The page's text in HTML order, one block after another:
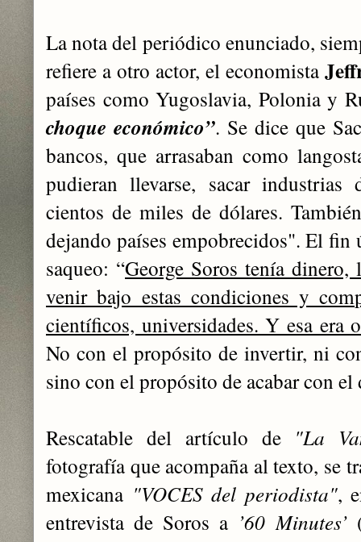
La nota del periódico enunciado,
refiere a otro actor, el economista
países como Yugoslavia, Polonia y
choque económico”. Se dice que
bancos, que arrasaban como
pudieran llevarse, sacar
cientos de miles de dólares.
dejando países empobrecidos". El
saqueo: “George Soros tenía
venir bajo estas condiciones y
científicos, universidades. Y esa era
No con el propósito de invertir, ni
sino con el propósito de acabar con el
Rescatable del artículo de "La
fotografía que acompaña al texto, se
mexicana "VOCES del periodista",
entrevista de Soros a ’60 Minutes’